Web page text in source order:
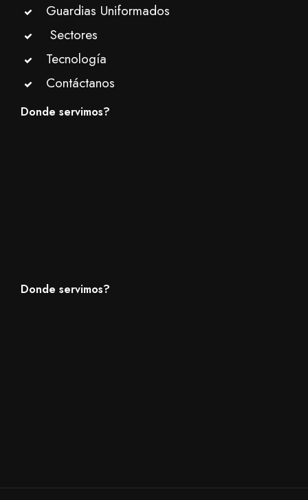
Guardias Uniformados
Sectores
Tecnología
Contáctanos
Donde servimos?
Donde servimos?